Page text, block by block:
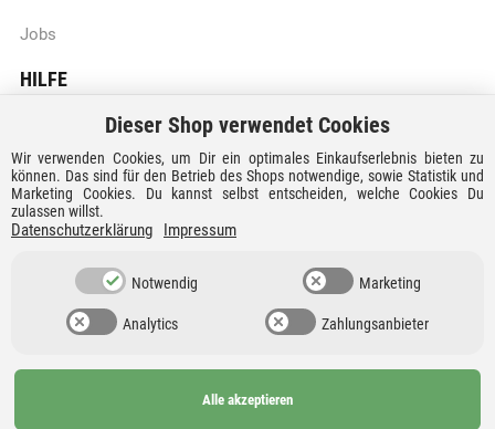
Jobs
HILFE
Batteriegesetzhinweise
Vertrag widerrufen
Versandkosten und Lieferzeiten
Zahlungsarten
Dieser Shop verwendet Cookies
Wir verwenden Cookies, um Dir ein optimales Einkaufserlebnis bieten zu
können. Das sind für den Betrieb des Shops notwendige, sowie Statistik und
Marketing Cookies. Du kannst selbst entscheiden, welche Cookies Du
zulassen willst.
Datenschutzerklärung Impressum
Notwendig Marketing
Analytics Zahlungsanbieter
Alle akzeptieren